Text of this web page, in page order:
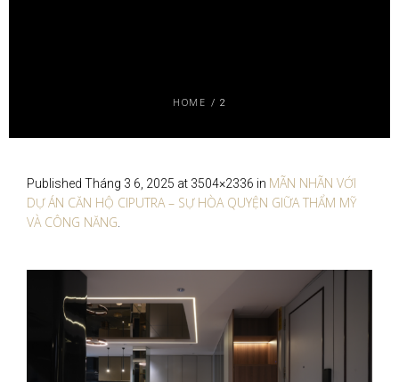
HOME / 2
Published Tháng 3 6, 2025 at 3504×2336 in MÃN NHÃN VỚI
DỰ ÁN CĂN HỘ CIPUTRA – SỰ HÒA QUYỆN GIỮA THẨM MỸ
VÀ CÔNG NĂNG.